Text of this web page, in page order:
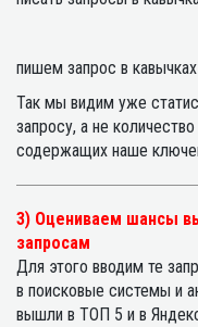
пишем запрос в кавычках
Так мы видим уже
запросу, а не
содержащих наше
3) Оцениваем шансы
запросам
Для этого вводим те
в поисковые системы и
вышли в ТОП 5 и в